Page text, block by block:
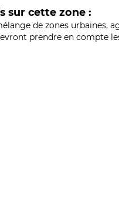
sur cette zone :
de zones urbaines,
prendre en compte